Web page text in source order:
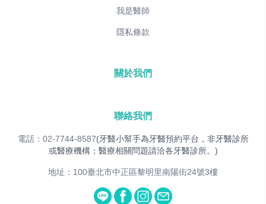
我是醫師
隱私條款
關於我們
聯絡我們
電話：02-7744-8587(牙醫小幫手為牙醫預約平台，非牙醫診所
或醫療機構；醫療相關問題請洽各牙醫診所。)
地址：100臺北市中正區黎明里南陽街24號3樓